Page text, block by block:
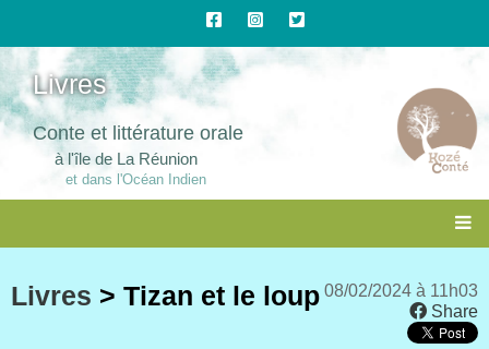
Livres
Conte et littérature orale
à l'île de La Réunion
et dans l'Océan Indien
08/02/2024 à 11h03
Share
Livres > Tizan et le loup